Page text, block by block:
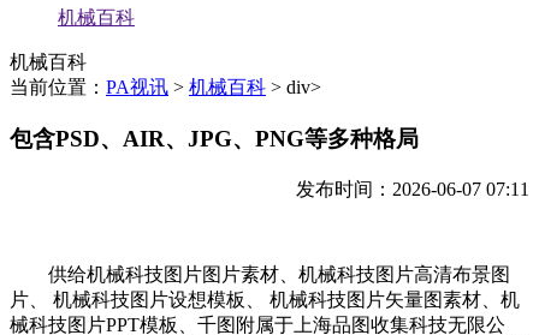
机械百科
机械百科
当前位置： PA视讯 > 机械百科 > div>
包含PSD、AIR、JPG、PNG等多种格局
发布时间：2026-06-07 07:11
供给机械科技图片图片素材、机械科技图片高清布景图
片、 机械科技图片设想模板、 机械科技图片矢量图素材、机
械科技图片PPT模板、千图附属于上海品图收集科技无限公